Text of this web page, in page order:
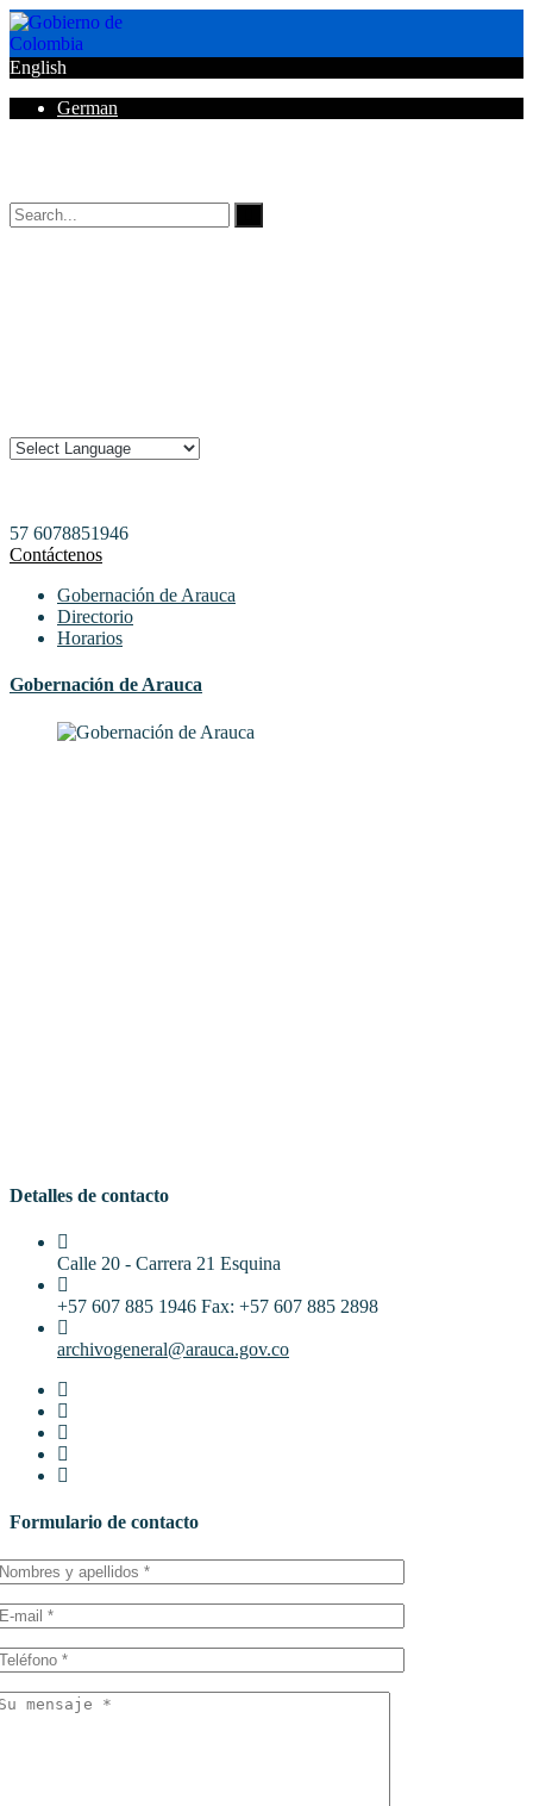
English
German
57 6078851946
Contáctenos
Gobernación de Arauca
Directorio
Horarios
Gobernación de Arauca
Detalles de contacto
Calle 20 - Carrera 21 Esquina
+57 607 885 1946 Fax: +57 607 885 2898
archivogeneral@arauca.gov.co
Formulario de contacto